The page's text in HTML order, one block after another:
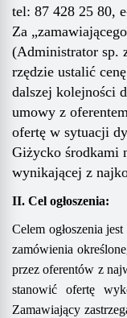
tel: 87 428 25 80,
Za
(Administrator sp.
rzędzie ustalić
dalszej kolejności
umowy z
ofertę w sytuacji
Giżycko środkami
wynikającej z
II. Cel ogłoszenia:
Celem ogłoszenia
zamówienia
przez oferentów z
stanowić ofertę
Zamawiający